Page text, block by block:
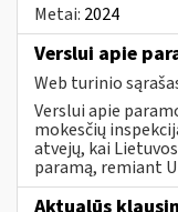
Metai: 2024
Verslui apie
Web turinio
Verslui apie
mokesčių
atvejų, kai
paramą, remiant
Aktualūs